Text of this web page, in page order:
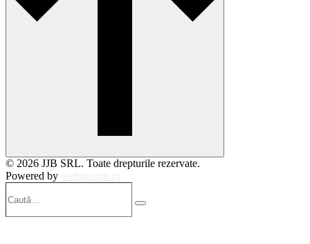
© 2026 JJB SRL. Toate drepturile rezervate.
Powered by
Search